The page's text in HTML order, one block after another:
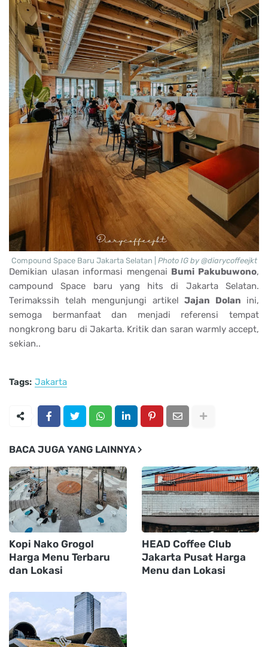
Compound Space Baru Jakarta Selatan | Photo IG by @diarycoffeejkt
Demikian ulasan informasi mengenai Bumi Pakubuwono,
campound Space baru yang hits di Jakarta Selatan.
Terimakssih telah mengunjungi artikel Jajan Dolan ini,
semoga bermanfaat dan menjadi referensi tempat
nongkrong baru di Jakarta. Kritik dan saran warmly accept,
sekian..
Tags: Jakarta
BACA JUGA YANG LAINNYA
Kopi Nako Grogol
Harga Menu Terbaru
dan Lokasi
HEAD Coffee Club
Jakarta Pusat Harga
Menu dan Lokasi